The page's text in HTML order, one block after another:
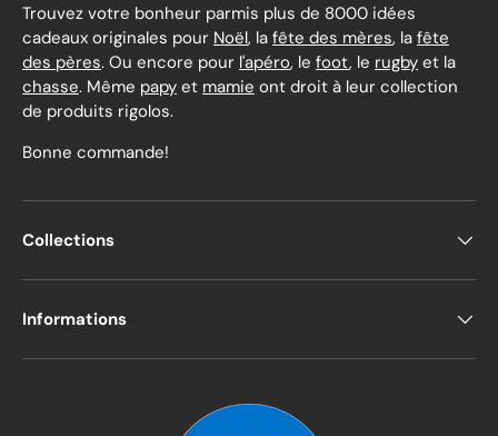
Trouvez votre bonheur parmis plus de 8000 idées
cadeaux originales pour Noël, la fête des mères, la fête
des pères. Ou encore pour l'apéro, le foot, le rugby et la
chasse. Même papy et mamie ont droit à leur collection
de produits rigolos.
Bonne commande!
Collections
Informations